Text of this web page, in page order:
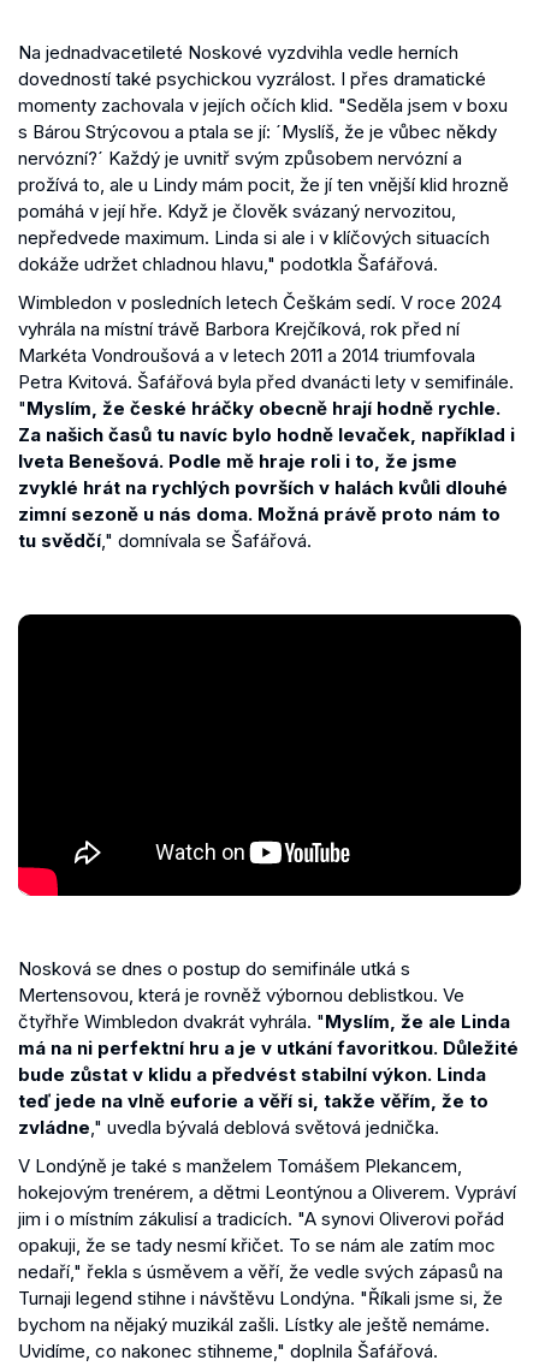
Na jednadvacetileté Noskové vyzdvihla vedle herních
dovedností také psychickou vyzrálost. I přes dramatické
momenty zachovala v jejích očích klid. "Seděla jsem v boxu
s Bárou Strýcovou a ptala se jí: ´Myslíš, že je vůbec někdy
nervózní?´ Každý je uvnitř svým způsobem nervózní a
prožívá to, ale u Lindy mám pocit, že jí ten vnější klid hrozně
pomáhá v její hře. Když je člověk svázaný nervozitou,
nepředvede maximum. Linda si ale i v klíčových situacích
dokáže udržet chladnou hlavu," podotkla Šafářová.
Wimbledon v posledních letech Češkám sedí. V roce 2024
vyhrála na místní trávě Barbora Krejčíková, rok před ní
Markéta Vondroušová a v letech 2011 a 2014 triumfovala
Petra Kvitová. Šafářová byla před dvanácti lety v semifinále.
"Myslím, že české hráčky obecně hrají hodně rychle.
Za našich časů tu navíc bylo hodně levaček, například i
Iveta Benešová. Podle mě hraje roli i to, že jsme
zvyklé hrát na rychlých površích v halách kvůli dlouhé
zimní sezoně u nás doma. Možná právě proto nám to
tu svědčí," domnívala se Šafářová.
Nosková se dnes o postup do semifinále utká s
Mertensovou, která je rovněž výbornou deblistkou. Ve
čtyřhře Wimbledon dvakrát vyhrála. "Myslím, že ale Linda
má na ni perfektní hru a je v utkání favoritkou. Důležité
bude zůstat v klidu a předvést stabilní výkon. Linda
teď jede na vlně euforie a věří si, takže věřím, že to
zvládne," uvedla bývalá deblová světová jednička.
V Londýně je také s manželem Tomášem Plekancem,
hokejovým trenérem, a dětmi Leontýnou a Oliverem. Vypráví
jim i o místním zákulisí a tradicích. "A synovi Oliverovi pořád
opakuji, že se tady nesmí křičet. To se nám ale zatím moc
nedaří," řekla s úsměvem a věří, že vedle svých zápasů na
Turnaji legend stihne i návštěvu Londýna. "Říkali jsme si, že
bychom na nějaký muzikál zašli. Lístky ale ještě nemáme.
Uvidíme, co nakonec stihneme," doplnila Šafářová.